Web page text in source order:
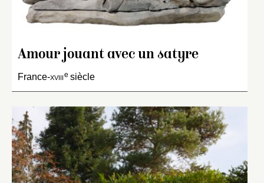
Amour jouant avec un satyre
France-xviiie siècle